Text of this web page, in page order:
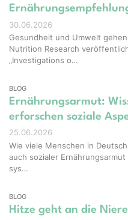
30.06.2026
Gesundheit und Umwelt
Nutrition Research
„Investigations o…
BLOG
Ernährungsarmut:
erforschen soziale
25.06.2026
Wie viele Menschen in
auch sozialer
sys…
BLOG
Hitze geht an die